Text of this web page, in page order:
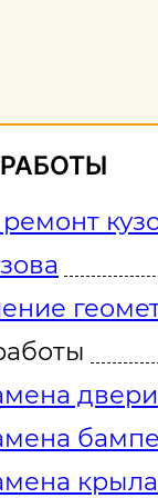
двери
крыла